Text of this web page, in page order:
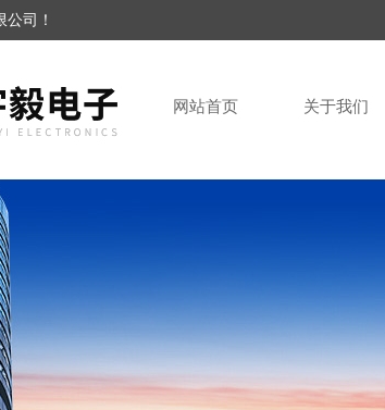
司！
网站首页 关于我们